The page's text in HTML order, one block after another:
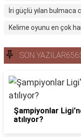
İri güçlü yılan bulmaca
Kelime oyunu en çok
SON
Şampiyonlar
atılıyor?